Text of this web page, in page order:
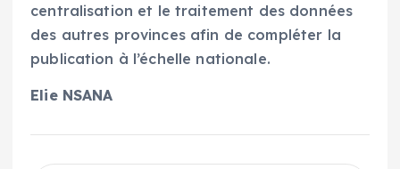
centralisation et le traitement des données
des autres provinces afin de compléter la
publication à l’échelle nationale.
Elie NSANA